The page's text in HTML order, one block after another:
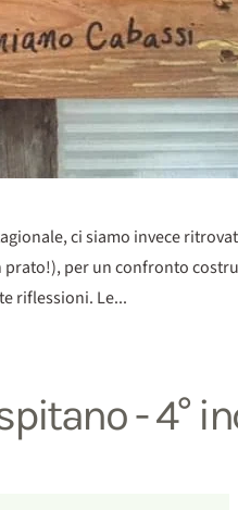
ci siamo invece
per un confronto
riflessioni. Le...
- 4°